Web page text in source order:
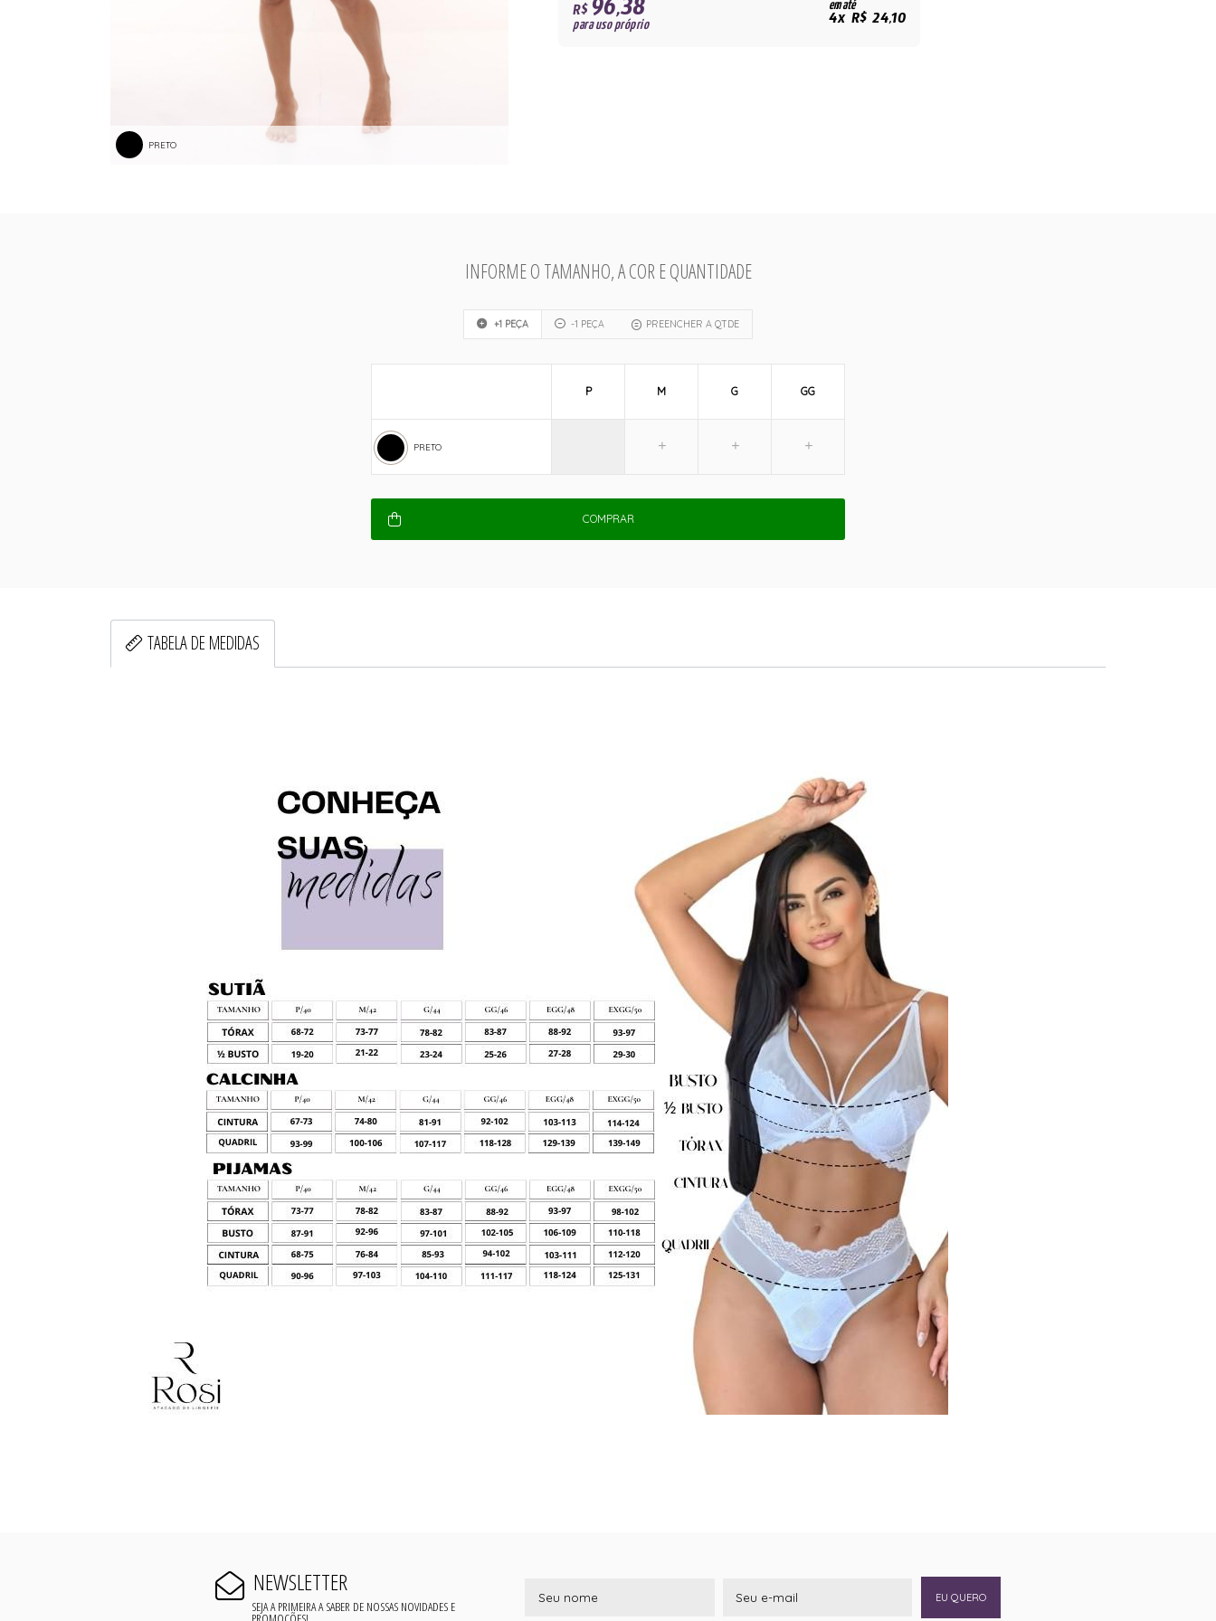
PRETO
R$96,38
para uso próprio
em até
4x R$ 24,10
INFORME O TAMANHO, A COR E QUANTIDADE
+1 PEÇA -1 PEÇA PREENCHER A QTDE
PRETO
P M G GG
COMPRAR
TABELA DE MEDIDAS
NEWSLETTER
SEJA A PRIMEIRA A SABER DE NOSSAS NOVIDADES E
PROMOÇÕES!
EU QUERO